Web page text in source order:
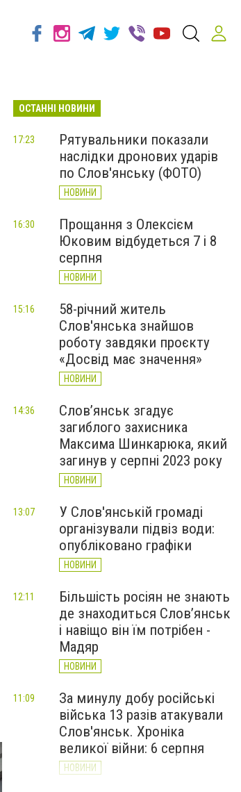
ОСТАННІ НОВИНИ
Рятувальники показали
наслідки дронових ударів
по Слов'янську (ФОТО)
НОВИНИ
17:23
Прощання з Олексієм
Юковим відбудеться 7 і 8
серпня
НОВИНИ
16:30
58-річний житель
Слов'янська знайшов
роботу завдяки проєкту
«Досвід має значення»
НОВИНИ
15:16
Слов’янськ згадує
загиблого захисника
Максима Шинкарюка, який
загинув у серпні 2023 року
НОВИНИ
14:36
У Слов'янській громаді
організували підвіз води:
опубліковано графіки
НОВИНИ
13:07
Більшість росіян не знають
де знаходиться Слов’янськ
і навіщо він їм потрібен -
Мадяр
НОВИНИ
12:11
За минулу добу російські
війська 13 разів атакували
Слов'янськ. Хроніка
великої війни: 6 серпня
НОВИНИ
11:09